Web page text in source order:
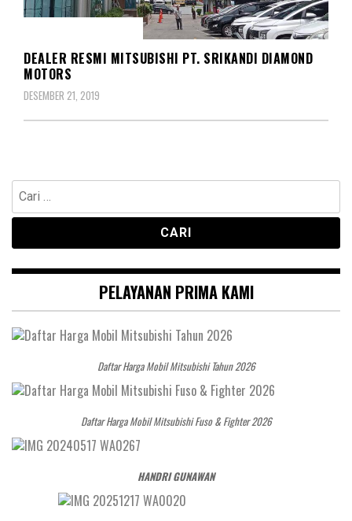
DEALER RESMI MITSUBISHI PT. SRIKANDI DIAMOND
MOTORS
DESEMBER 21, 2019
Cari
untuk:
PELAYANAN PRIMA KAMI
Daftar Harga Mobil Mitsubishi Tahun 2026
Daftar Harga Mobil Mitsubishi Fuso & Fighter 2026
HANDRI GUNAWAN